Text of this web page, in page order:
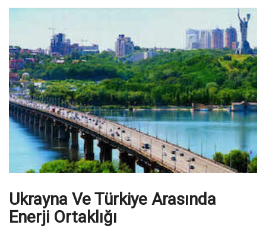
Ukrayna Ve Türkiye Arasında
Enerji Ortaklığı